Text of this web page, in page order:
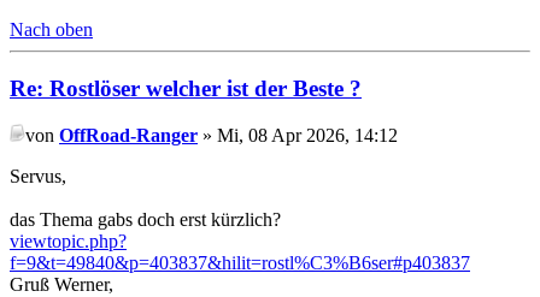
Nach oben
Re: Rostlöser welcher ist der Beste ?
von OffRoad-Ranger » Mi, 08 Apr 2026, 14:12
Servus,
das Thema gabs doch erst kürzlich?
viewtopic.php?
f=9&t=49840&p=403837&hilit=rostl%C3%B6ser#p403837
Gruß Werner,